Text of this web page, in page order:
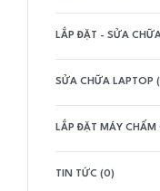
LẮP ĐẶT - SỬA
SỬA CHỮA LAPTOP
LẮP ĐẶT MÁY
TIN TỨC (0)